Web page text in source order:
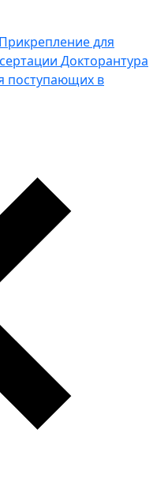
Прикрепление для
Докторантура
поступающих в